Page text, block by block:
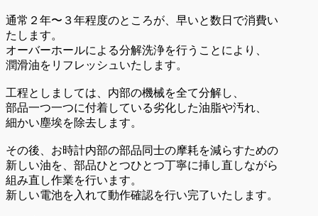
通常２年〜３年程度のところが、早いと数日で消費い
たします。
オーバーホールによる分解洗浄を行うことにより、
潤滑油をリフレッシュいたします。
工程としましては、内部の機械を全て分解し、
部品一つ一つに付着している劣化した油脂や汚れ、
細かい塵埃を除去します。
その後、お時計内部の部品同士の摩耗を減らすための
新しい油を、部品ひとつひとつ丁寧に挿し直しながら
組み直し作業を行います。
新しい電池を入れて動作確認を行い完了いたします。